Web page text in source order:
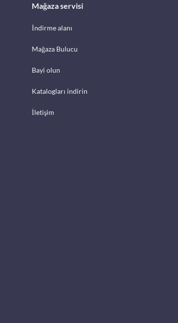
Mağaza servisi
İndirme alanı
Mağaza Bulucu
Bayi olun
Katalogları indirin
İletişim